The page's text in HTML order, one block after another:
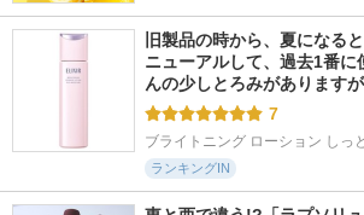
旧製品の時から、夏になる
ニューアルして、過去1番に
んの少しとろみがあります
7
ブライトニング ローション しっ
ランキングIN